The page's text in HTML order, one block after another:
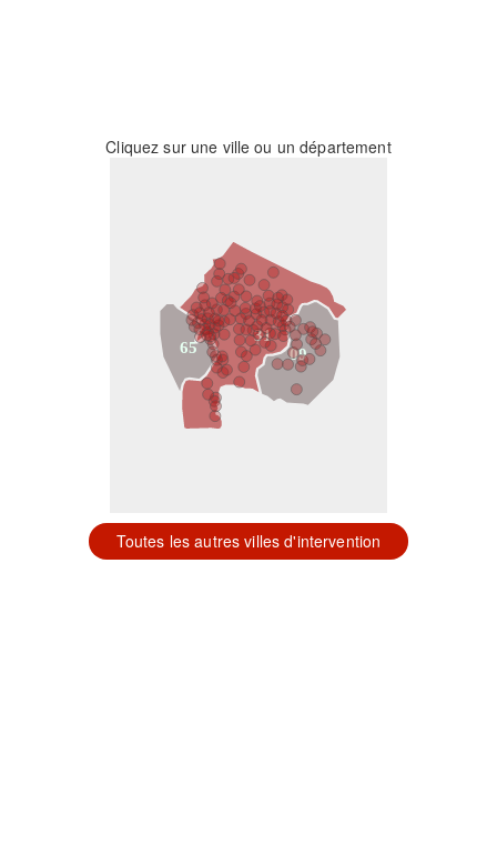
Cliquez sur une ville ou un département
31
09
65
Toutes les autres villes d'intervention